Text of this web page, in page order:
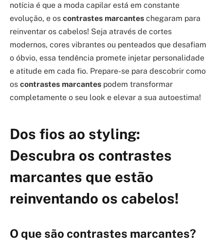
notícia é que a moda capilar está em constante
evolução, e os contrastes marcantes chegaram para
reinventar os cabelos! Seja através de cortes
modernos, cores vibrantes ou penteados que desafiam
o óbvio, essa tendência promete injetar personalidade
e atitude em cada fio. Prepare-se para descobrir como
os contrastes marcantes podem transformar
completamente o seu look e elevar a sua autoestima!
Dos fios ao styling:
Descubra os contrastes
marcantes que estão
reinventando os cabelos!
O que são contrastes marcantes?